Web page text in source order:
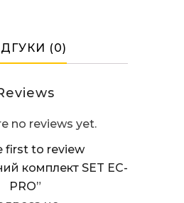
(0)
no reviews yet.
first to review
комплект SET EC-
PRO”